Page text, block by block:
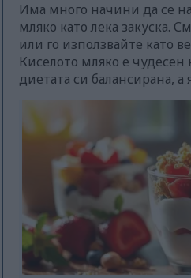
Има много начини да се
мляко като лека закуска.
или го използвайте като
Киселото мляко е
диетата си балансирана, а